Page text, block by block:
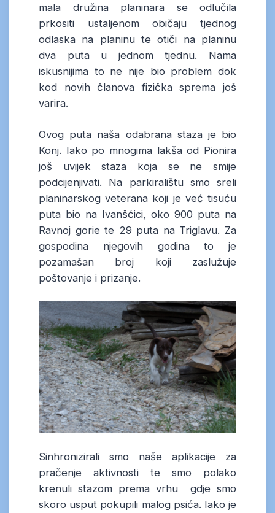
mala družina planinara se odlučila
prkositi ustaljenom običaju tjednog
odlaska na planinu te otiči na planinu
dva puta u jednom tjednu. Nama
iskusnijima to ne nije bio problem dok
kod novih članova fizička sprema još
varira.
Ovog puta naša odabrana staza je bio
Konj. Iako po mnogima lakša od Pionira
još uvijek staza koja se ne smije
podcijenjivati. Na parkiralištu smo sreli
planinarskog veterana koji je već tisuću
puta bio na Ivanšćici, oko 900 puta na
Ravnoj gorie te 29 puta na Triglavu. Za
gospodina njegovih godina to je
pozamašan broj koji zaslužuje
poštovanje i prizanje.
Sinhronizirali smo naše aplikacije za
pračenje aktivnosti te smo polako
krenuli stazom prema vrhu gdje smo
skoro usput pokupili malog psića. Iako je